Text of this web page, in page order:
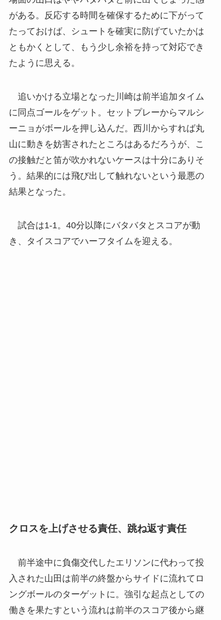
がある。反応する時間を確保するために下がって
たっておけば、シュートを確実に防げていたかは
ともかくとして、もう少し余裕を持って対応でき
たように思える。
追いかける立場となった川崎は前半追加タイム
に同点ゴールをゲット。セットプレーからマルシ
ーニョがボールを押し込んだ。西川からすれば丸
山に動きを妨害されたところはあるだろうが、こ
の接触だと笛が吹かれないケースは十分にありそ
う。結果的には飛び出して触れないという最悪の
結果となった。
試合は1-1。40分以降にバタバタとスコアが動
き、タイスコアでハーフタイムを迎える。
クロスを上げさせる責任、跳ね返す責任
前半途中に負傷交代したエリソンに代わって投
入された山田は前半の終盤からサイドに流れてロ
ングボールのターゲットに。強引な起点としての
働きを果たすという流れは前半のスコア後から継